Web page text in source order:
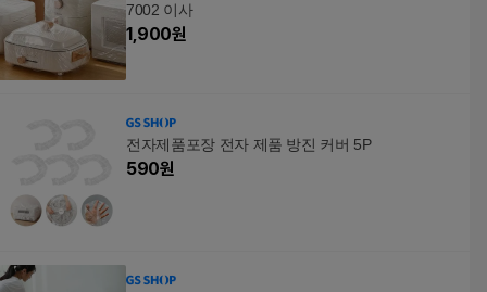
7002 이사
1,900원
전자제품포장 전자 제품 방진 커버 5P
590원